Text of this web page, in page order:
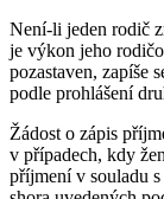
Není-li jeden rodič
je výkon jeho
pozastaven, zapíše
podle prohlášení
Žádost o zápis
v případech, kdy
příjmení v souladu